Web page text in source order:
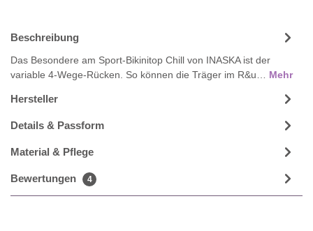
Beschreibung
Das Besondere am Sport-Bikinitop Chill von INASKA ist der
variable 4-Wege-Rücken. So können die Träger im R&u… Mehr
Hersteller
Details & Passform
Material & Pflege
Bewertungen 4